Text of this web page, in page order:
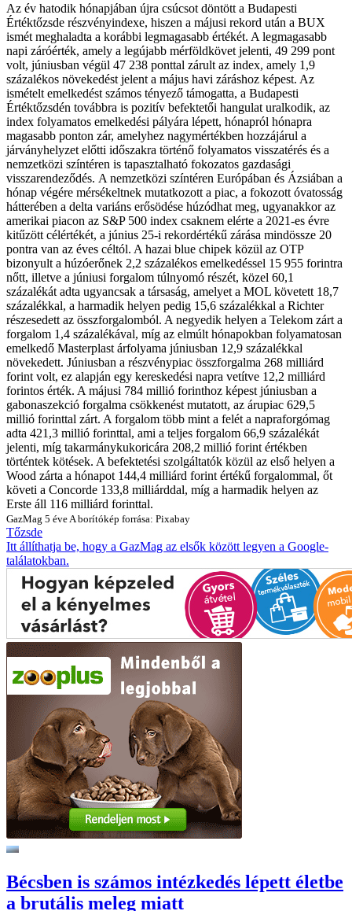
Az év hatodik hónapjában újra csúcsot döntött a Budapesti
Értéktőzsde részvényindexe, hiszen a májusi rekord után a BUX
ismét meghaladta a korábbi legmagasabb értékét. A legmagasabb
napi záróérték, amely a legújabb mérföldkövet jelenti, 49 299 pont
volt, júniusban végül 47 238 ponttal zárult az index, amely 1,9
százalékos növekedést jelent a május havi záráshoz képest. Az
ismételt emelkedést számos tényező támogatta, a Budapesti
Értéktőzsdén továbbra is pozitív befektetői hangulat uralkodik, az
index folyamatos emelkedési pályára lépett, hónapról hónapra
magasabb ponton zár, amelyhez nagymértékben hozzájárul a
járványhelyzet előtti időszakra történő folyamatos visszatérés és a
nemzetközi színtéren is tapasztalható fokozatos gazdasági
visszarendeződés. A nemzetközi színtéren Európában és Ázsiában a
hónap végére mérsékeltnek mutatkozott a piac, a fokozott óvatosság
hátterében a delta variáns erősödése húzódhat meg, ugyanakkor az
amerikai piacon az S&P 500 index csaknem elérte a 2021-es évre
kitűzött célértékét, a június 25-i rekordértékű zárása mindössze 20
pontra van az éves céltól. A hazai blue chipek közül az OTP
bizonyult a húzóerőnek 2,2 százalékos emelkedéssel 15 955 forintra
nőtt, illetve a júniusi forgalom túlnyomó részét, közel 60,1
százalékát adta ugyancsak a társaság, amelyet a MOL követett 18,7
százalékkal, a harmadik helyen pedig 15,6 százalékkal a Richter
részesedett az összforgalomból. A negyedik helyen a Telekom zárt a
forgalom 1,4 százalékával, míg az elmúlt hónapokban folyamatosan
emelkedő Masterplast árfolyama júniusban 12,9 százalékkal
növekedett. Júniusban a részvénypiac összforgalma 268 milliárd
forint volt, ez alapján egy kereskedési napra vetítve 12,2 milliárd
forintos érték. A májusi 784 millió forinthoz képest júniusban a
gabonaszekció forgalma csökkenést mutatott, az árupiac 629,5
millió forinttal zárt. A forgalom több mint a felét a napraforgómag
adta 421,3 millió forinttal, ami a teljes forgalom 66,9 százalékát
jelenti, míg takarmánykukoricára 208,2 millió forint értékben
történtek kötések. A befektetési szolgáltatók közül az első helyen a
Wood zárta a hónapot 144,4 milliárd forint értékű forgalommal, őt
követi a Concorde 133,8 milliárddal, míg a harmadik helyen az
Erste áll 116 milliárd forinttal.
GazMag 5 éve A borítókép forrása: Pixabay
Tőzsde
Itt állíthatja be, hogy a GazMag az elsők között legyen a Google-
találatokban.
Bécsben is számos intézkedés lépett életbe
a brutális meleg miatt